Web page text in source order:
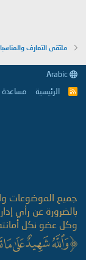
ملتقى التعارف
R
الرئيسية مساعدة
جميع الموضوعات
بالضرورة عن رأي
وكل عضو نكل أمانته